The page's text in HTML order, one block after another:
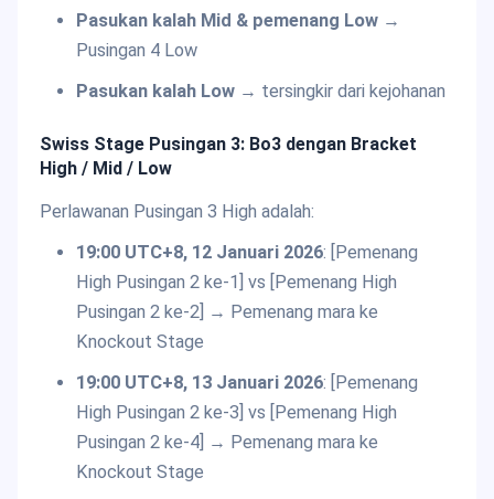
Pasukan kalah Mid & pemenang Low→
Pusingan 4 Low
Pasukan kalah Low→ tersingkir dari kejohanan
Swiss Stage Pusingan 3: Bo3 dengan Bracket
High / Mid / Low
Perlawanan Pusingan 3 High adalah:
19:00 UTC+8, 12 Januari 2026: [Pemenang
High Pusingan 2 ke-1] vs [Pemenang High
Pusingan 2 ke-2] → Pemenang mara ke
Knockout Stage
19:00 UTC+8, 13 Januari 2026: [Pemenang
High Pusingan 2 ke-3] vs [Pemenang High
Pusingan 2 ke-4] → Pemenang mara ke
Knockout Stage